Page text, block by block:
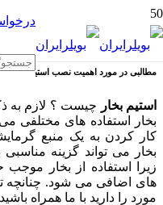
مطالبی در مورد اهمیت نصب استیم بخار
استیم بخار
چیست ؟ لازم به
بخار استفاده های مختلفی
کار کردن به یک منبع
بخار می تواند گزینه
زیرا استفاده از بخار
های اضافی می شود. چنانچه
مورد را دارید با ما همراه